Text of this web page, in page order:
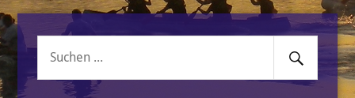
Suche
Senden